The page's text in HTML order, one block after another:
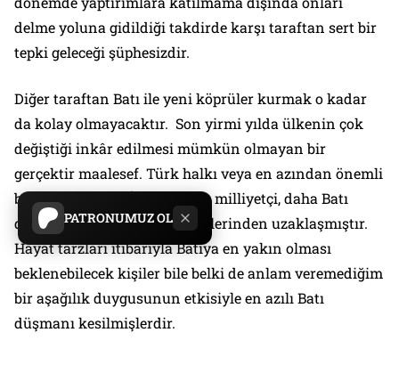
PATRONUMUZ OL
delme yoluna gidildiği takdirde karşı taraftan sert bir
tepki geleceği şüphesizdir.
Diğer taraftan Batı ile yeni köprüler kurmak o kadar
da kolay olmayacaktır. Son yirmi yılda ülkenin çok
değiştiği inkâr edilmesi mümkün olmayan bir
gerçektir maalesef. Türk halkı veya en azından önemli
bir bölümü daha İslami, daha milliyetçi, daha Batı
düşmanı olmuş ve Batı değerlerinden uzaklaşmıştır.
Hayat tarzları itibarıyla Batıya en yakın olması
beklenebilecek kişiler bile belki de anlam veremediğim
bir aşağılık duygusunun etkisiyle en azılı Batı
düşmanı kesilmişlerdir.